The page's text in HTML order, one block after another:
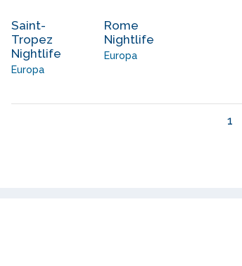
Saint-
Tropez
Nightlife
Europa
Rome
Nightlife
Europa
1